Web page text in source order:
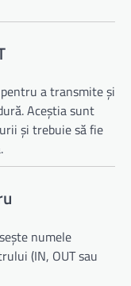
a transmite și
Aceștia sunt
și trebuie să fie
numele
(IN, OUT sau